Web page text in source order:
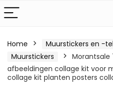
Home
Muurstickers en -
Muurstickers
Morantsale
afbeeldingen collage kit voor
collage kit planten posters